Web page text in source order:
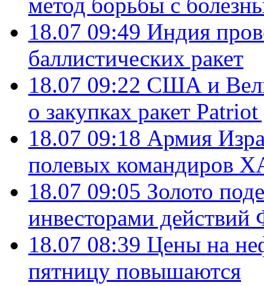
18.07 09:49 Индия
баллистических ракет
18.07 09:22 США и
о закупках ракет
18.07 09:18 Армия
полевых командиров
18.07 09:05 Золото
инвесторами
18.07 08:39 Цены на
пятницу повышаются